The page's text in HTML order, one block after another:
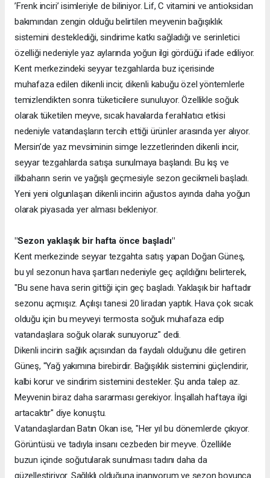
’Frenk inciri’ isimleriyle de biliniyor. Lif, C vitamini ve antioksidan
bakımından zengin olduğu belirtilen meyvenin bağışıklık
sistemini desteklediği, sindirime katkı sağladığı ve serinletici
özelliği nedeniyle yaz aylarında yoğun ilgi gördüğü ifade ediliyor.
Kent merkezindeki seyyar tezgahlarda buz içerisinde
muhafaza edilen dikenli incir, dikenli kabuğu özel yöntemlerle
temizlendikten sonra tüketicilere sunuluyor. Özellikle soğuk
olarak tüketilen meyve, sıcak havalarda ferahlatıcı etkisi
nedeniyle vatandaşların tercih ettiği ürünler arasında yer alıyor.
Mersin’de yaz mevsiminin simge lezzetlerinden dikenli incir,
seyyar tezgahlarda satışa sunulmaya başlandı. Bu kış ve
ilkbaharın serin ve yağışlı geçmesiyle sezon gecikmeli başladı.
Yeni yeni olgunlaşan dikenli incirin ağustos ayında daha yoğun
olarak piyasada yer alması bekleniyor.
"Sezon yaklaşık bir hafta önce başladı"
Kent merkezinde seyyar tezgahta satış yapan Doğan Güneş,
bu yıl sezonun hava şartları nedeniyle geç açıldığını belirterek,
"Bu sene hava serin gittiği için geç başladı. Yaklaşık bir haftadır
sezonu açmışız. Açılışı tanesi 20 liradan yaptık. Hava çok sıcak
olduğu için bu meyveyi termosta soğuk muhafaza edip
vatandaşlara soğuk olarak sunuyoruz" dedi.
Dikenli incirin sağlık açısından da faydalı olduğunu dile getiren
Güneş, "Yağ yakımına birebirdir. Bağışıklık sistemini güçlendirir,
kalbi korur ve sindirim sistemini destekler. Şu anda talep az.
Meyvenin biraz daha sararması gerekiyor. İnşallah haftaya ilgi
artacaktır" diye konuştu.
Vatandaşlardan Batın Okan ise, "Her yıl bu dönemlerde çıkıyor.
Görüntüsü ve tadıyla insanı cezbeden bir meyve. Özellikle
buzun içinde soğutularak sunulması tadını daha da
güzelleştiriyor. Sağlıklı olduğuna inanıyorum ve sezon boyunca